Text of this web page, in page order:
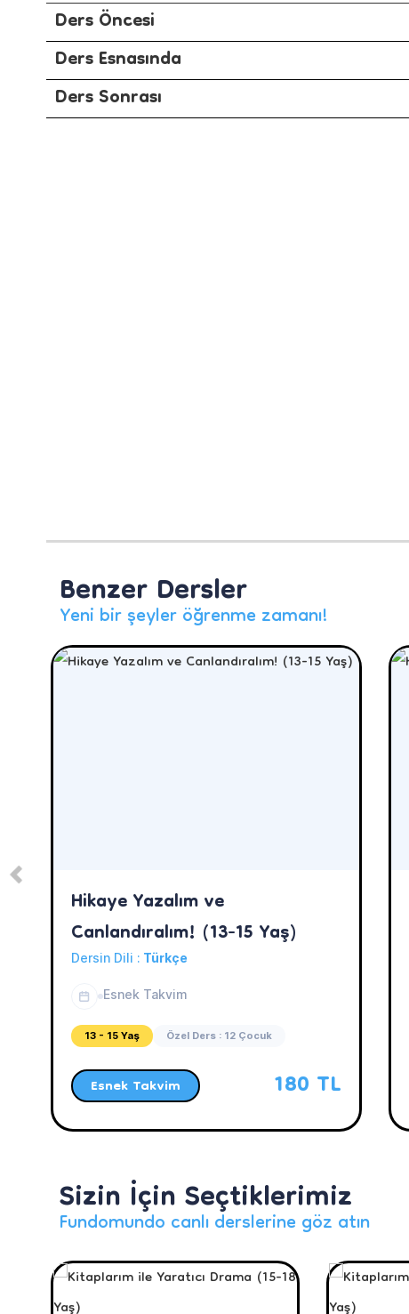
Ders Öncesi
Ders Esnasında
Ders Sonrası
Benzer Dersler
Yeni bir şeyler öğrenme zamanı!
Hikaye Yazalım ve
Canlandıralım! (13-15 Yaş)
Dersin Dili : Türkçe
Esnek Takvim
13 - 15 Yaş Özel Ders : 12 Çocuk
Esnek Takvim 180 TL
Sizin İçin Seçtiklerimiz
Fundomundo canlı derslerine göz atın